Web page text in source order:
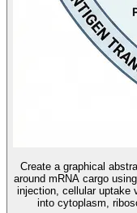
Create a graphical
around mRNA cargo
injection, cellular uptake
into cytoplasm,